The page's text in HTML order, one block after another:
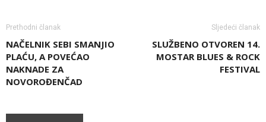
Prethodni članak
NAČELNIK SEBI SMANJIO
PLAĆU, A POVEĆAO
NAKNADE ZA
NOVOROĐENČAD
Sljedeći članak
SLUŽBENO OTVOREN 14.
MOSTAR BLUES & ROCK
FESTIVAL